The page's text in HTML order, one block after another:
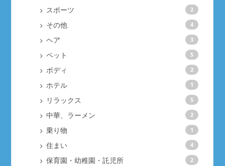
スポーツ 2
その他 4
ヘア 3
ペット 5
ボディ 2
ホテル 1
リラックス 5
中華、ラーメン 2
乗り物 1
住まい 4
保育園・幼稚園・託児所 2